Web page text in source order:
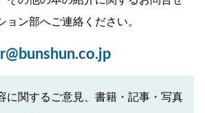
ョン部へご連絡ください。
に関するご意見、書籍・記事・写真